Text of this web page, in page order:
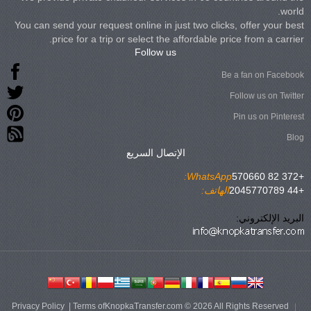
world.
You can send your request online in just two clicks, offer your best
price for a trip or select the affordable price from a carrier.
Follow us
Be a fan on Facebook
Follow us on Twitter
Pin us on Pinterest
Blog
الإتصال السريع
WhatsApp:
+372 82 570660
الهاتف:
+44 2045770789
البريد الإلكتروني:
KnopkaTransfer.com © 2026 All Rights Reserved
Privacy Policy| Terms of